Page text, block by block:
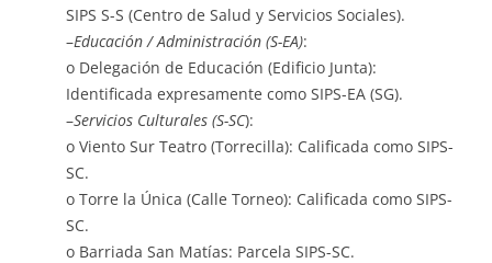
SIPS S-S (Centro de Salud y Servicios Sociales).
–Educación / Administración (S-EA):
o Delegación de Educación (Edificio Junta):
Identificada expresamente como SIPS-EA (SG).
–Servicios Culturales (S-SC):
o Viento Sur Teatro (Torrecilla): Calificada como SIPS-
SC.
o Torre la Única (Calle Torneo): Calificada como SIPS-
SC.
o Barriada San Matías: Parcela SIPS-SC.